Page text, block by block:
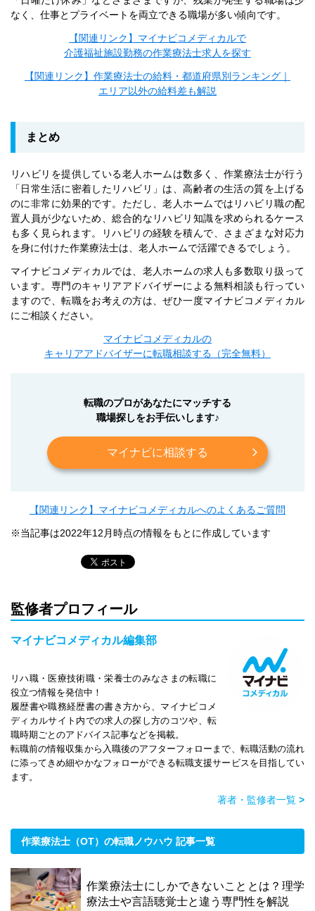
なく、仕事とプライベートを両立できる職場が多い傾向です。
【関連リンク】マイナビコメディカルで
介護福祉施設勤務の作業療法士求人を探す
【関連リンク】作業療法士の給料・都道府県別ランキング｜
エリア以外の給料差も解説
まとめ
リハビリを提供している老人ホームは数多く、作業療法士が行う
「日常生活に密着したリハビリ」は、高齢者の生活の質を上げる
のに非常に効果的です。ただし、老人ホームではリハビリ職の配
置人員が少ないため、総合的なリハビリ知識を求められるケース
も多く見られます。リハビリの経験を積んで、さまざまな対応力
を身に付けた作業療法士は、老人ホームで活躍できるでしょう。
マイナビコメディカルでは、老人ホームの求人も多数取り扱って
います。専門のキャリアアドバイザーによる無料相談も行ってい
ますので、転職をお考えの方は、ぜひ一度マイナビコメディカル
にご相談ください。
マイナビコメディカルの
キャリアアドバイザーに転職相談する（完全無料）
転職のプロがあなたにマッチする
職場探しをお手伝いします♪
マイナビに相談する
【関連リンク】マイナビコメディカルへのよくあるご質問
※当記事は2022年12月時点の情報をもとに作成しています
監修者プロフィール
マイナビコメディカル編集部
リハ職・医療技術職・栄養士のみなさまの転職に
役立つ情報を発信中！
履歴書や職務経歴書の書き方から、マイナビコメ
ディカルサイト内での求人の探し方のコツや、転
職時期ごとのアドバイス記事などを掲載。
転職前の情報収集から入職後のアフターフォローまで、転職活動の流れ
に添ってきめ細やかなフォローができる転職支援サービスを目指してい
ます。
著者・監修者一覧 >
作業療法士（OT）の転職ノウハウ 記事一覧
作業療法士にしかできないこととは？理学
療法士や言語聴覚士と違う専門性を解説